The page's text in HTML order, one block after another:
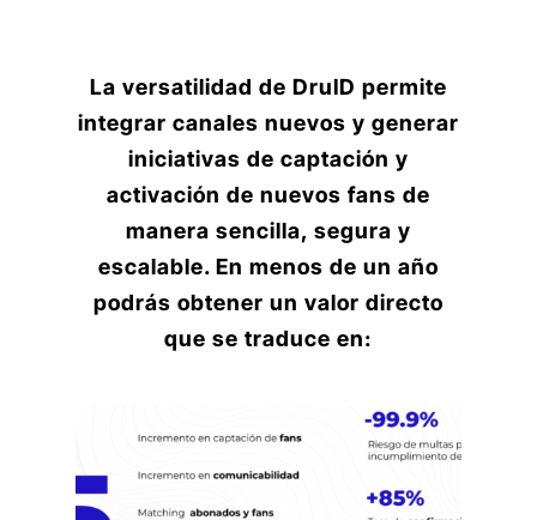
La versatilidad de DruID permite
integrar canales nuevos y generar
iniciativas de captación y
activación de nuevos fans de
manera sencilla, segura y
escalable. En menos de un año
podrás obtener un valor directo
que se traduce en: